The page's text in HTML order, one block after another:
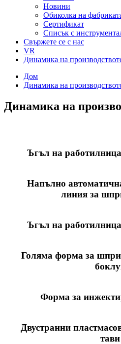
Новини
Обиколка на
Сертификат
Списък с
Свържете се с нас
VR
Динамика на
Дом
Динамика на
Динамика на
Ъгъл на
Напълно
линия за
Ъгъл на
Голяма форма за
Форма за
Двустранни
тави